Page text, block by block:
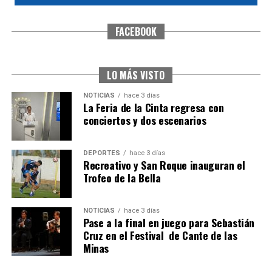
SEXTA CORRIDA DE LAS FIESTAS COLOMBINAS
6º DÍA DE LAS FIESTAS COLOMBINAS 2026
hace 6 días Huelvatv
FACEBOOK
LO MÁS VISTO
NOTICIAS hace 3 días
La Feria de la Cinta regresa con
conciertos y dos escenarios
DEPORTES hace 3 días
Recreativo y San Roque inauguran el
Trofeo de la Bella
NOTICIAS hace 3 días
Pase a la final en juego para Sebastián
Cruz en el Festival de Cante de las
Minas